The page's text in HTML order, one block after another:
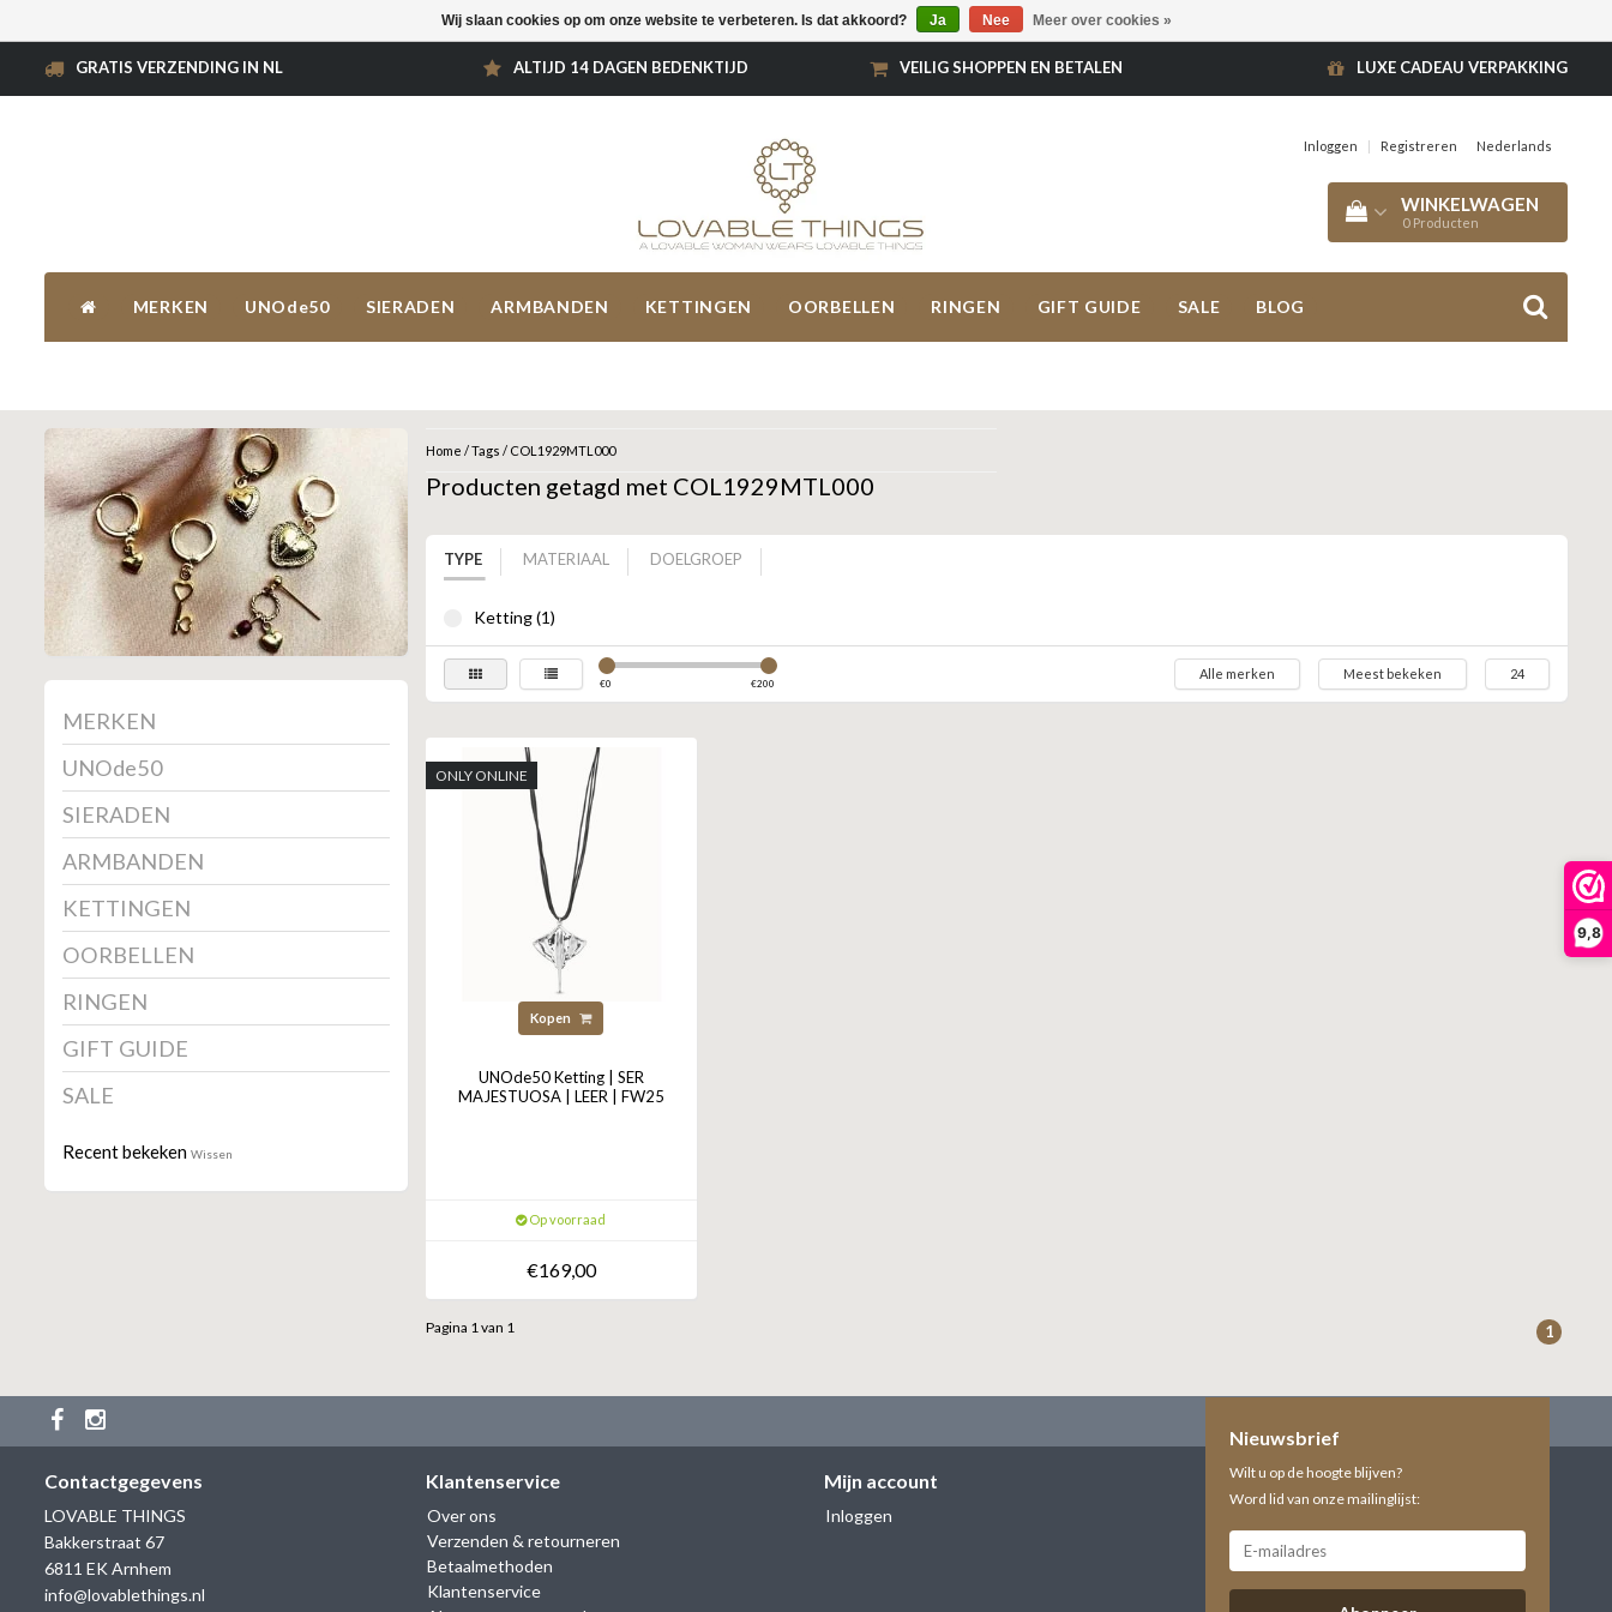
9,8
GRATIS VERZENDING IN NL ALTIJD 14 DAGEN BEDENKTIJD VEILIG SHOPPEN EN BETALEN LUXE CADEAU VERPAKKING
Inloggen | Registreren Nederlands
WINKELWAGEN
0 Producten
MERKEN UNOde50 SIERADEN ARMBANDEN KETTINGEN OORBELLEN RINGEN GIFT GUIDE SALE BLOG
MERKEN
UNOde50
SIERADEN
ARMBANDEN
KETTINGEN
OORBELLEN
RINGEN
GIFT GUIDE
SALE
Recent bekeken Wissen
Home /Tags / COL1929MTL000
Producten getagd met COL1929MTL000
TYPE MATERIAAL DOELGROEP
Ketting (1)
€0 €200
Alle merken Meest bekeken 24
ONLY ONLINE
Kopen
UNOde50 Ketting | SER
MAJESTUOSA | LEER | FW25
Op voorraad
€169,00
Pagina 1 van 1 1
Contactgegevens
LOVABLE THINGS
Bakkerstraat 67
6811 EK Arnhem
info@lovablethings.nl
Klantenservice
Over ons
Verzenden & retourneren
Betaalmethoden
Klantenservice
Mijn account
Inloggen
Nieuwsbrief
Wilt u op de hoogte blijven?
Word lid van onze mailinglijst:
Wij slaan cookies op om onze website te verbeteren. Is dat akkoord? Ja Nee Meer over cookies »